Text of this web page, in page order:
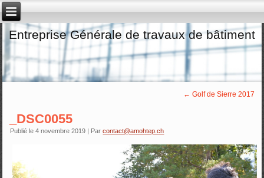
Entreprise Générale de travaux de bâtiment
← Golf de Sierre 2017
_DSC0055
Publié le 4 novembre 2019 | Par contact@amohtep.ch